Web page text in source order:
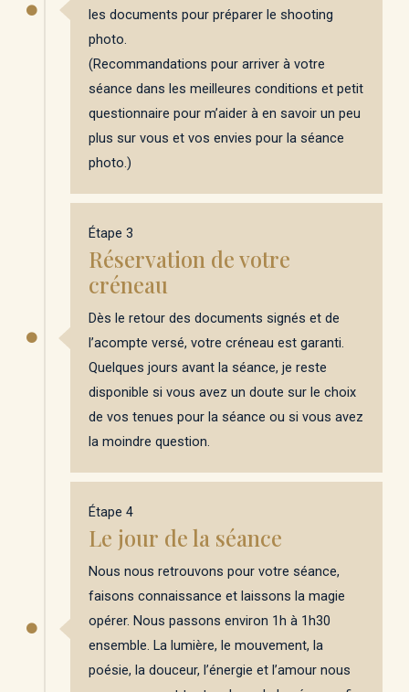
les documents pour préparer le shooting
photo.
(Recommandations pour arriver à votre
séance dans les meilleures conditions et petit
questionnaire pour m’aider à en savoir un peu
plus sur vous et vos envies pour la séance
photo.)
Étape 3
Réservation de votre
créneau
Dès le retour des documents signés et de
l’acompte versé, votre créneau est garanti.
Quelques jours avant la séance, je reste
disponible si vous avez un doute sur le choix
de vos tenues pour la séance ou si vous avez
la moindre question.
Étape 4
Le jour de la séance
Nous nous retrouvons pour votre séance,
faisons connaissance et laissons la magie
opérer. Nous passons environ 1h à 1h30
ensemble. La lumière, le mouvement, la
poésie, la douceur, l’énergie et l’amour nous